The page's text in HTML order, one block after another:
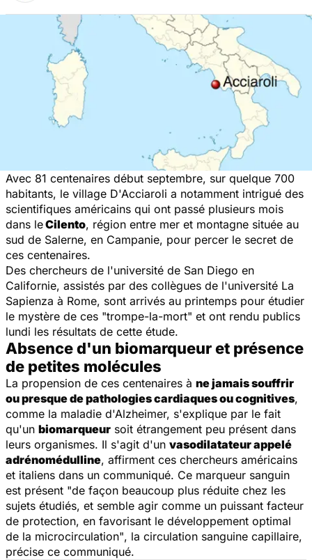
Avec 81 centenaires début septembre, sur quelque 700
habitants, le village D'Acciaroli a notamment intrigué des
scientifiques américains qui ont passé plusieurs mois
dans leCilento, région entre mer et montagne située au
sud de Salerne, en Campanie, pour percer le secret de
ces centenaires.
Des chercheurs de l'université de San Diego en
Californie, assistés par des collègues de l'université La
Sapienza à Rome, sont arrivés au printemps pour étudier
le mystère de ces "trompe-la-mort" et ont rendu publics
lundi les résultats de cette étude.
Absence d'un biomarqueur et présence
de petites molécules
La propension de ces centenaires à ne jamais souffrir
ou presque de pathologies cardiaques ou cognitives,
comme la maladie d'Alzheimer, s'explique par le fait
qu'un biomarqueur soit étrangement peu présent dans
leurs organismes. Il s'agit d'un vasodilatateur appelé
adrénomédulline, affirment ces chercheurs américains
et italiens dans un communiqué. Ce marqueur sanguin
est présent "de façon beaucoup plus réduite chez les
sujets étudiés, et semble agir comme un puissant facteur
de protection, en favorisant le développement optimal
de la microcirculation", la circulation sanguine capillaire,
précise ce communiqué.